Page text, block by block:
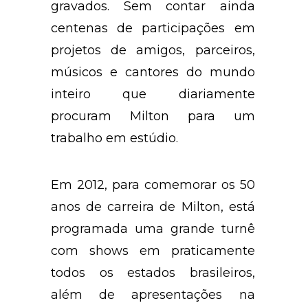
gravados. Sem contar ainda
centenas de participações em
projetos de amigos, parceiros,
músicos e cantores do mundo
inteiro que diariamente
procuram Milton para um
trabalho em estúdio.
Em 2012, para comemorar os 50
anos de carreira de Milton, está
programada uma grande turnê
com shows em praticamente
todos os estados brasileiros,
além de apresentações na